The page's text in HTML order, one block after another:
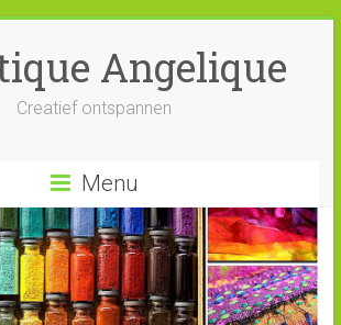
Angelique
Creatief ontspannen
Menu